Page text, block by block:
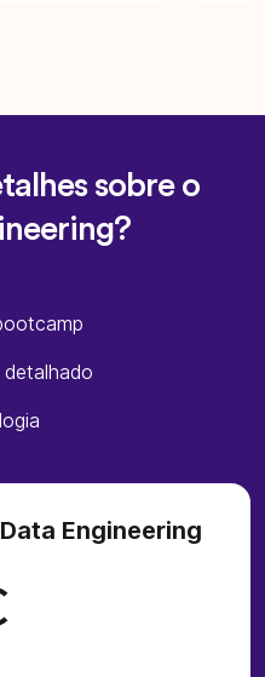
sobre o
Engineering
form...